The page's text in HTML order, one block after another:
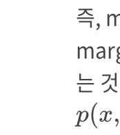
즉,
는
p(x,
p(x,